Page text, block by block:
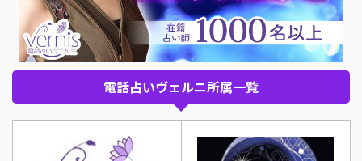
電話占いヴェルニ所属一覧